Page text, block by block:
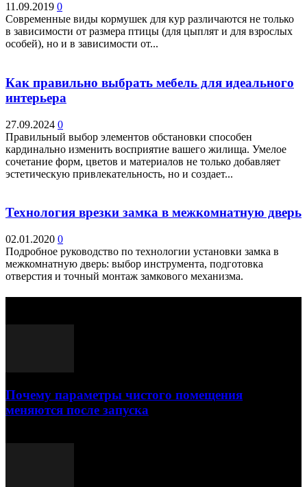
11.09.2019 0
Современные виды кормушек для кур различаются не только
в зависимости от размера птицы (для цыплят и для взрослых
особей), но и в зависимости от...
Как правильно выбрать мебель для идеального
интерьера
27.09.2024 0
Правильный выбор элементов обстановки способен
кардинально изменить восприятие вашего жилища. Умелое
сочетание форм, цветов и материалов не только добавляет
эстетическую привлекательность, но и создает...
Технология врезки замка в межкомнатную дверь
02.01.2020 0
Подробное руководство по технологии установки замка в
межкомнатную дверь: выбор инструмента, подготовка
отверстия и точный монтаж замкового механизма.
Почему параметры чистого помещения
меняются после запуска